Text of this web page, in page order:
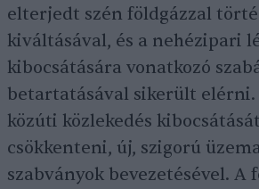
elterjedt szén földgázzal
kiváltásával, és a nehézipari
kibocsátására vonatkozó
betartatásával sikerült elérni.
közúti közlekedés
csökkenteni, új, szigorú
szabványok bevezetésével. A